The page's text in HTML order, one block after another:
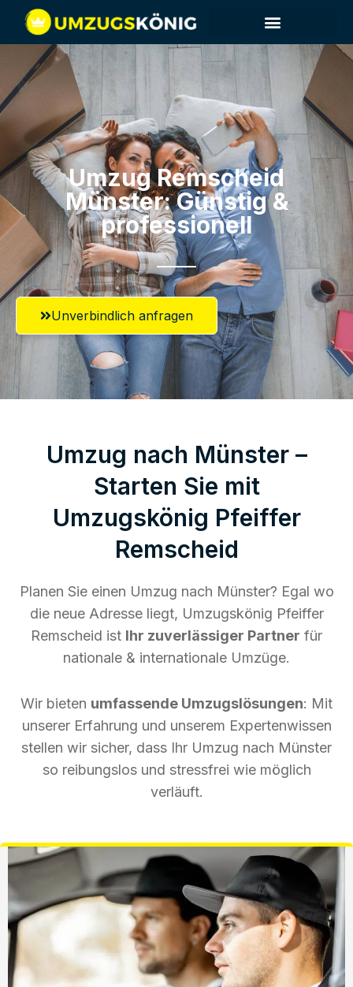
Umzug Remscheid​
Münster: Günstig &
professionell​
Unverbindlich anfragen
Umzug nach Münster –
Starten Sie mit
Umzugskönig Pfeiffer
Remscheid
Planen Sie einen Umzug nach Münster? Egal wo
die neue Adresse liegt, Umzugskönig Pfeiffer
Remscheid ist Ihr zuverlässiger Partner für
nationale & internationale Umzüge.
Wir bieten umfassende Umzugslösungen: Mit
unserer Erfahrung und unserem Expertenwissen
stellen wir sicher, dass Ihr Umzug nach Münster
so reibungslos und stressfrei wie möglich
verläuft.